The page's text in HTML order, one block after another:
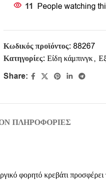
11 People watching
Κωδικός προϊόντος: 88267
Κατηγορίες: Είδη κάμπινγκ,
Share:
ΠΛΗΡΟΦΟΡΊΕΣ
φορητό κρεβάτι προσφέρει